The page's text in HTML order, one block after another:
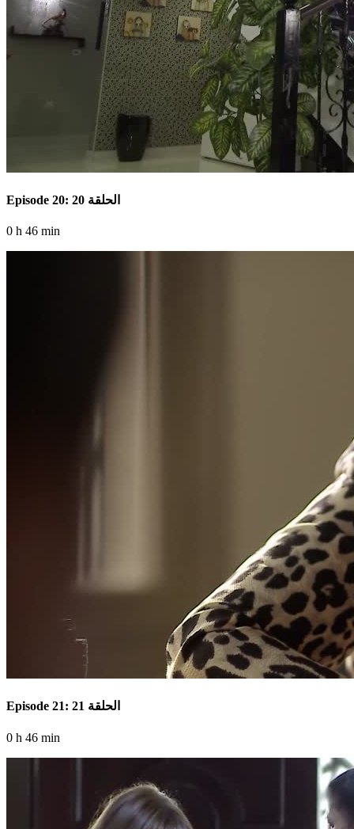
Episode 20: الحلقة 20
0 h 46 min
Episode 21: الحلقة 21
0 h 46 min